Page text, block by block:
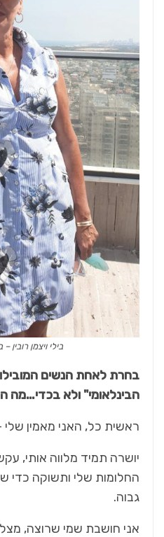
בילי ויצמן רובין
בחרת לאחת הנשים
הבינלאומי" ולא בכדי…מה
ראשית כל, האני מאמין שלי
יושרה תמיד מלווה אותי,
החלומות שלי ותשוקה כדי
גבוה.
אני חושבת שמי שרוצה,